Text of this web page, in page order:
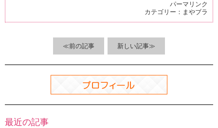
b
k
n
a
et
es
t
パーマリンク
カテゴリー： まやブラ
≪前の記事 新しい記事≫
最近の記事